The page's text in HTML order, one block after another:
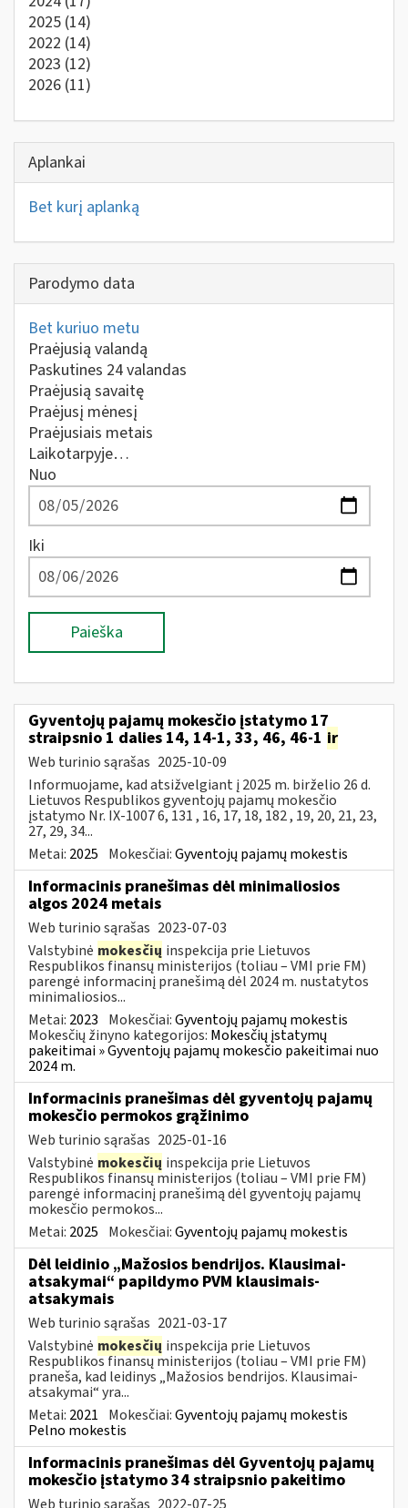
2025 (14)
2022 (14)
2023 (12)
2026 (11)
Aplankai
Bet kurį aplanką
Parodymo data
Bet kuriuo metu
Praėjusią valandą
Paskutines 24 valandas
Praėjusią savaitę
Praėjusį mėnesį
Praėjusiais metais
Laikotarpyje…
Nuo
Iki
Paieška
Gyventojų pajamų mokesčio įstatymo 17
straipsnio 1 dalies 14, 14-1, 33, 46, 46-1 ir
Web turinio sąrašas 2025-10-09
Informuojame, kad atsižvelgiant į 2025 m. birželio 26 d.
Lietuvos Respublikos gyventojų pajamų mokesčio
įstatymo Nr. IX-1007 6, 131 , 16, 17, 18, 182 , 19, 20, 21, 23,
27, 29, 34...
Metai: 2025 Mokesčiai:Gyventojų pajamų mokestis
Informacinis pranešimas dėl minimaliosios
algos 2024 metais
Web turinio sąrašas 2023-07-03
Valstybinė mokesčių inspekcija prie Lietuvos
Respublikos finansų ministerijos (toliau – VMI prie FM)
parengė informacinį pranešimą dėl 2024 m. nustatytos
minimaliosios...
Metai: 2023 Mokesčiai:Gyventojų pajamų mokestis
Mokesčių žinyno kategorijos: Mokesčių įstatymų
pakeitimai » Gyventojų pajamų mokesčio pakeitimai nuo
2024 m.
Informacinis pranešimas dėl gyventojų pajamų
mokesčio permokos grąžinimo
Web turinio sąrašas 2025-01-16
Valstybinė mokesčių inspekcija prie Lietuvos
Respublikos finansų ministerijos (toliau – VMI prie FM)
parengė informacinį pranešimą dėl gyventojų pajamų
mokesčio permokos...
Metai: 2025 Mokesčiai:Gyventojų pajamų mokestis
Dėl leidinio „Mažosios bendrijos. Klausimai-
atsakymai“ papildymo PVM klausimais-
atsakymais
Web turinio sąrašas 2021-03-17
Valstybinė mokesčių inspekcija prie Lietuvos
Respublikos finansų ministerijos (toliau – VMI prie FM)
praneša, kad leidinys „Mažosios bendrijos. Klausimai-
atsakymai“ yra...
Metai: 2021 Mokesčiai:Gyventojų pajamų mokestis
Pelno mokestis
Informacinis pranešimas dėl Gyventojų pajamų
mokesčio įstatymo 34 straipsnio pakeitimo
Web turinio sąrašas 2022-07-25